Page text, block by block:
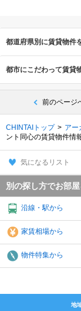
都道府県別に賃貸物件
都市にこだわって賃貸
前のページ
CHINTAIトップ アー
ント同心の賃貸物件情
気になるリスト
別の探し方でお部
沿線・駅から
家賃相場から
物件特集から
地